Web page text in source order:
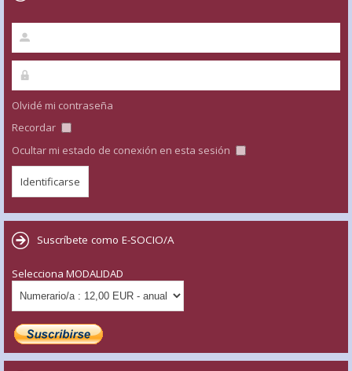
Olvidé mi contraseña
Recordar
Ocultar mi estado de conexión en esta sesión
Suscríbete como E-SOCIO/A
Selecciona MODALIDAD